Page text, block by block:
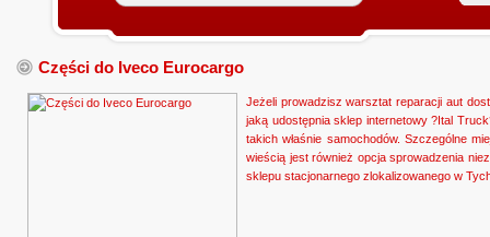
Części do Iveco Eurocargo
Jeżeli prowadzisz warsztat reparacji aut
jaką udostępnia sklep internetowy ?Ital
takich właśnie samochodów. Szczególne
wieścią jest również opcja sprowadzenia
sklepu stacjonarnego zlokalizowanego w